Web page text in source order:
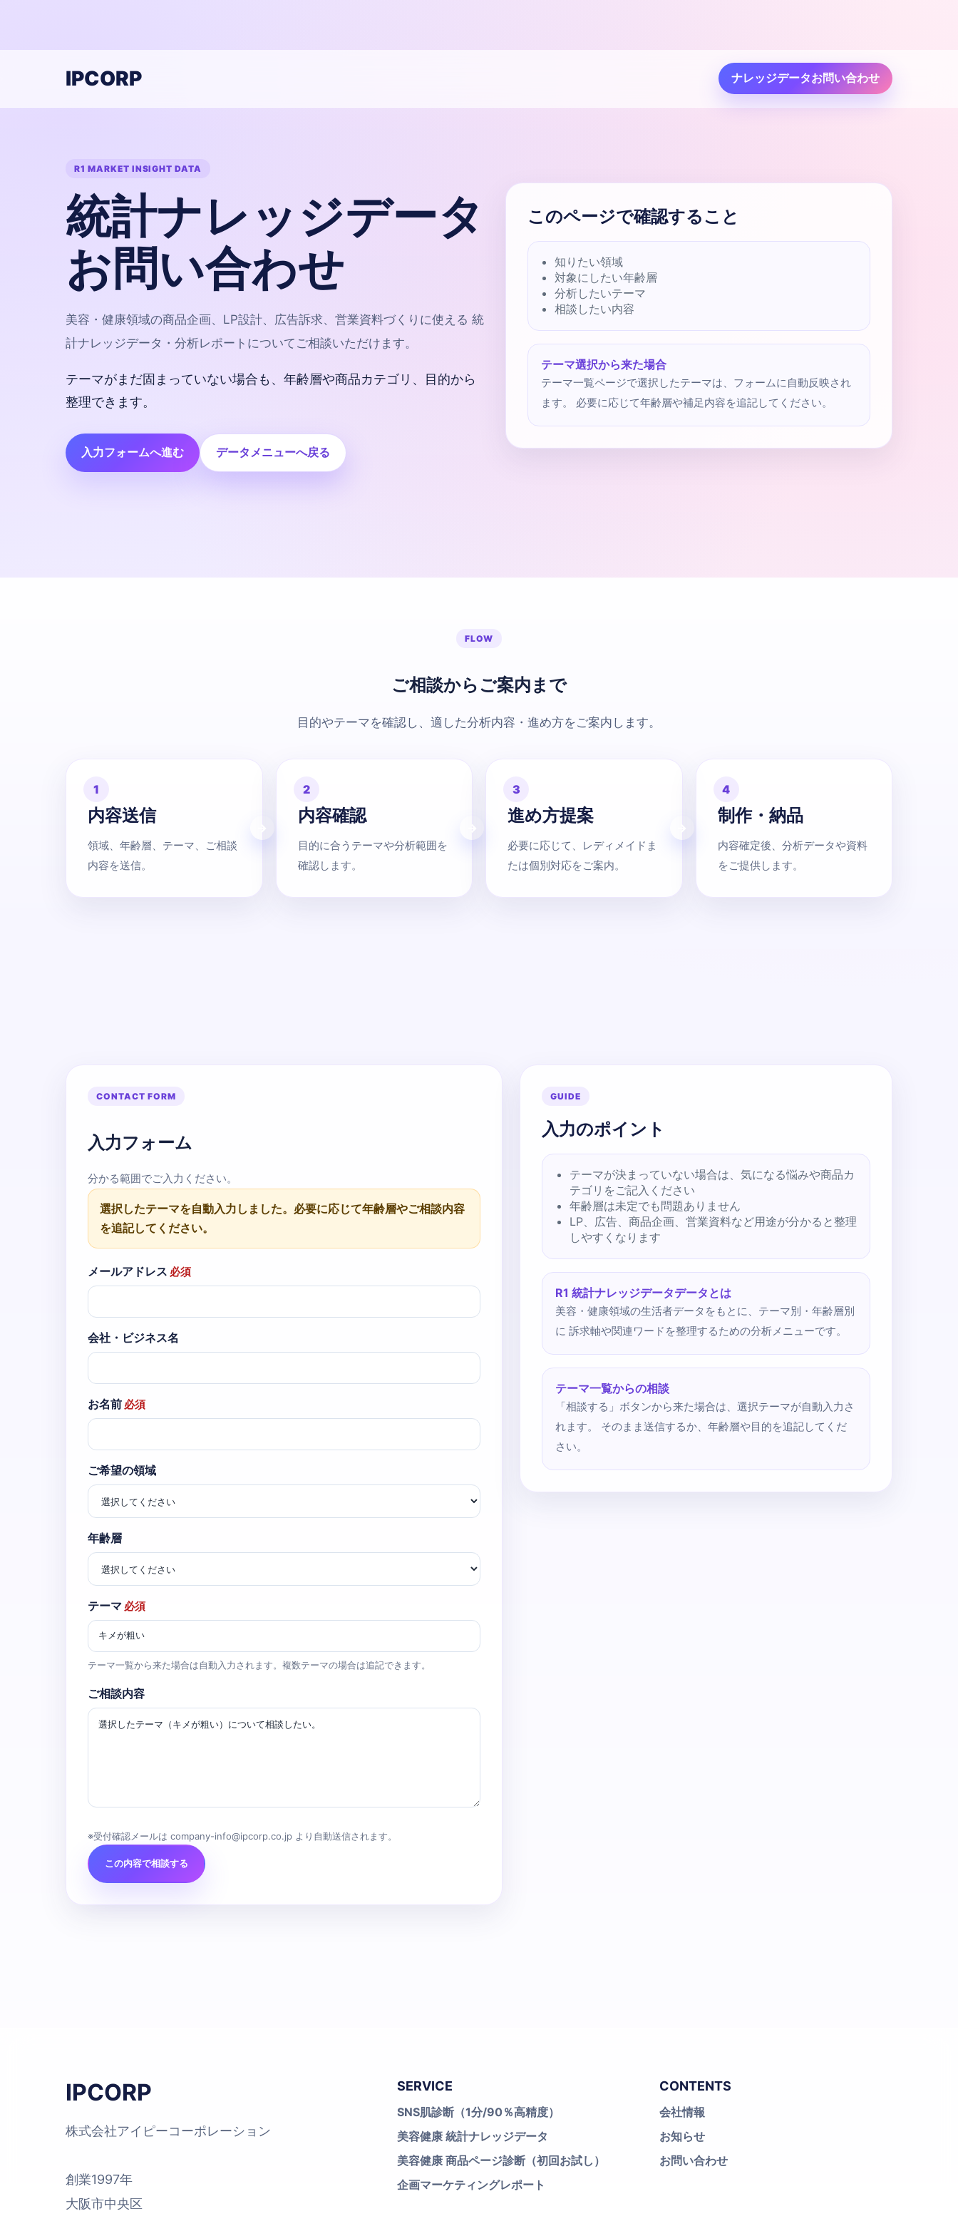
IPCORP ナレッジデータお問い合わせ
R1 MARKET INSIGHT DATA
統計ナレッジデータ
お問い合わせ
美容・健康領域の商品企画、LP設計、広告訴求、営業資料づくりに使える 統
計ナレッジデータ・分析レポートについてご相談いただけます。
テーマがまだ固まっていない場合も、年齢層や商品カテゴリ、目的から
整理できます。
入力フォームへ進む データメニューへ戻る
このページで確認すること
知りたい領域
対象にしたい年齢層
分析したいテーマ
相談したい内容
テーマ選択から来た場合
テーマ一覧ページで選択したテーマは、フォームに自動反映され
ます。 必要に応じて年齢層や補足内容を追記してください。
FLOW
ご相談からご案内まで
目的やテーマを確認し、適した分析内容・進め方をご案内します。
1
内容送信
領域、年齢層、テーマ、ご相談
内容を送信。
2
内容確認
目的に合うテーマや分析範囲を
確認します。
3
進め方提案
必要に応じて、レディメイドま
たは個別対応をご案内。
4
制作・納品
内容確定後、分析データや資料
をご提供します。
CONTACT FORM
入力フォーム
分かる範囲でご入力ください。
選択したテーマを自動入力しました。必要に応じて年齢層やご相談内容
を追記してください。
メールアドレス 必須
会社・ビジネス名
お名前 必須
ご希望の領域
年齢層
テーマ 必須
テーマ一覧から来た場合は自動入力されます。複数テーマの場合は追記できます。
ご相談内容
※受付確認メールは company-info@ipcorp.co.jp より自動送信されます。
この内容で相談する
GUIDE
入力のポイント
テーマが決まっていない場合は、気になる悩みや商品カ
テゴリをご記入ください
年齢層は未定でも問題ありません
LP、広告、商品企画、営業資料など用途が分かると整理
しやすくなります
R1 統計ナレッジデータデータとは
美容・健康領域の生活者データをもとに、テーマ別・年齢層別
に 訴求軸や関連ワードを整理するための分析メニューです。
テーマ一覧からの相談
「相談する」ボタンから来た場合は、選択テーマが自動入力さ
れます。 そのまま送信するか、年齢層や目的を追記してくだ
さい。
IPCORP
株式会社アイピーコーポレーション
創業1997年
大阪市中央区
SERVICE
SNS肌診断（1分/90％高精度）
美容健康 統計ナレッジデータ
美容健康 商品ページ診断（初回お試し）
企画マーケティングレポート
CONTENTS
会社情報
お知らせ
お問い合わせ